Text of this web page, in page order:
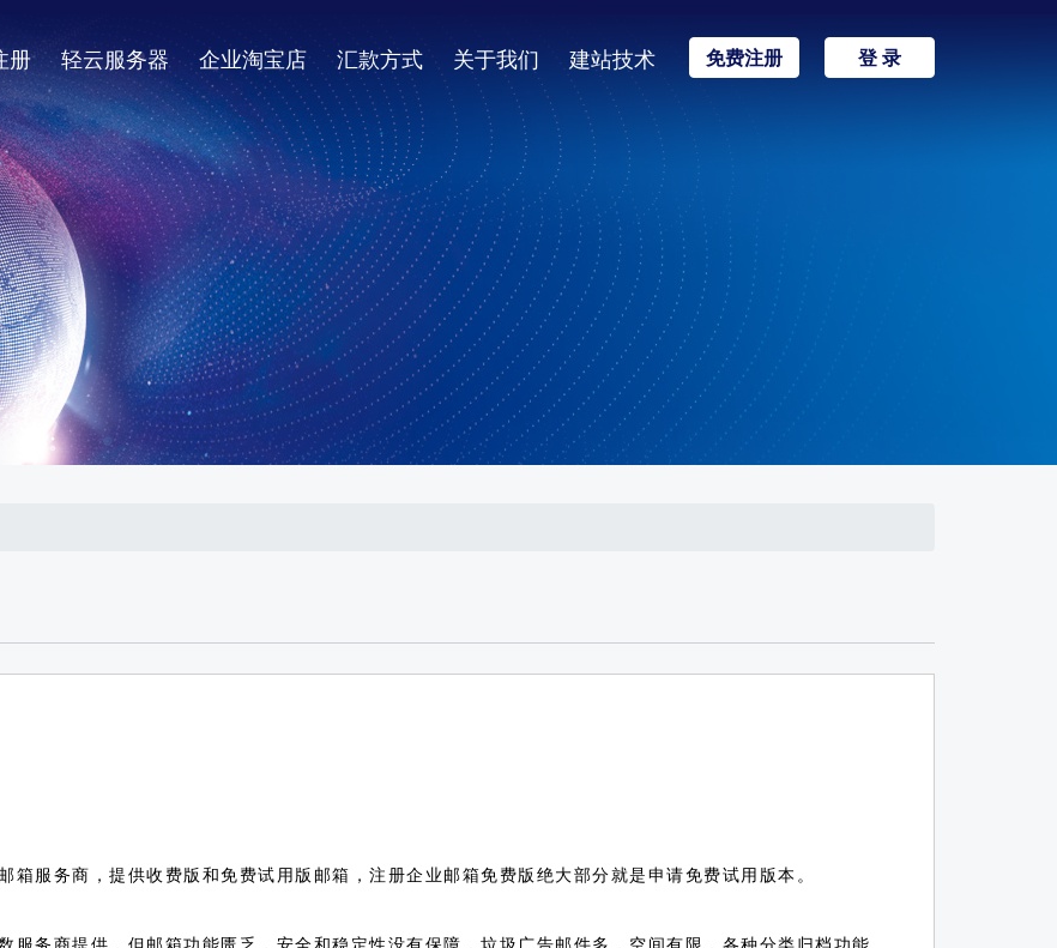
册 轻云服务器 企业淘宝店 汇款方式 关于我们 建站技术 免费注册 登 录
服务商，提供收费版和免费试用版邮箱，注册企业邮箱免费版绝大部分就是申请免费试用版本。
服务商提供，但邮箱功能匮乏，安全和稳定性没有保障，垃圾广告邮件多，空间有限，各种分类归档功能